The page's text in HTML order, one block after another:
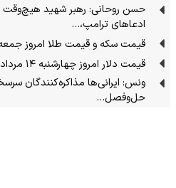
حسن روحانی: رهبر شهید هیچ‌وقت
ادعاهای ترامپ،…
قیمت سکه و قیمت طلا امروز جمعه ۱۶ مرداد ۱۴۰۵ +
قیمت دلار امروز چهارشنبه ۱۴ مرداد ۱۴۰۵ / دلار در بازار آزاد چند شد؟
ونس: ایرانی‌ها مذاکره‌کنندگان
حل‌وفصل…